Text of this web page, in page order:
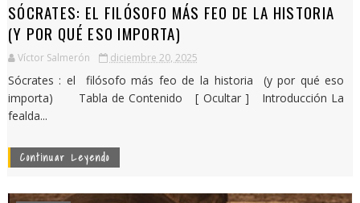
SÓCRATES: EL FILÓSOFO MÁS FEO DE LA HISTORIA
(Y POR QUÉ ESO IMPORTA)
Víctor Salmerón diciembre 20, 2025
Sócrates : el filósofo más feo de la historia (y por qué eso
importa) Tabla de Contenido [ Ocultar ] Introducción La
fealda...
Continuar Leyendo